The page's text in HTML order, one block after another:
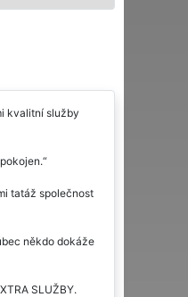
kvalitní služby
tatáž společnost
někdo dokáže
SLUŽBY.